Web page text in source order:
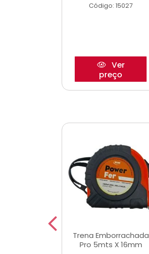
Código: 15027
Ver
preço
Trena Emborrachada
Pro 5mts X 16mm